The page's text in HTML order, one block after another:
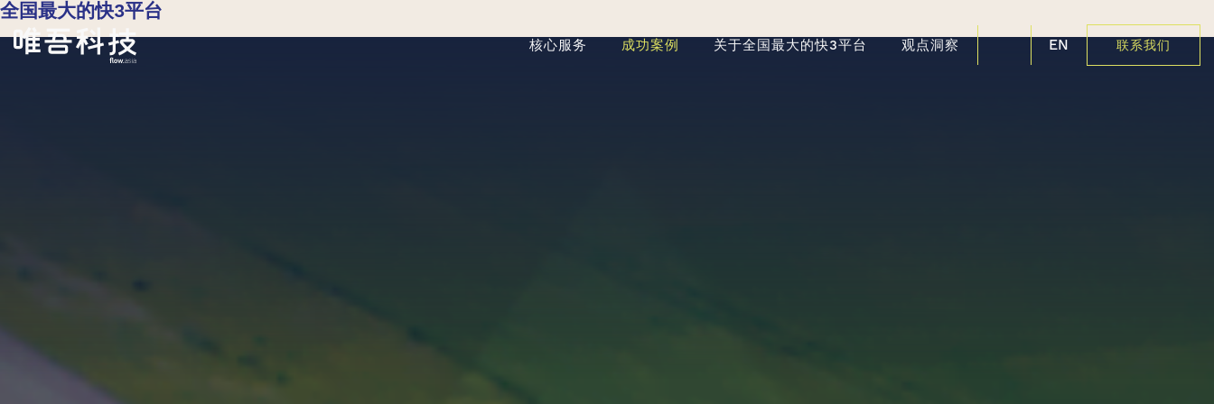
全国最大的快3平台
核心服务 成功案例 关于全国最大的快3平台 观点洞察 EN 联系我们